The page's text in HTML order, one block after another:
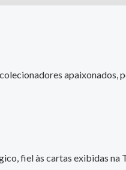
apaixonados,
fiel às cartas exibidas na